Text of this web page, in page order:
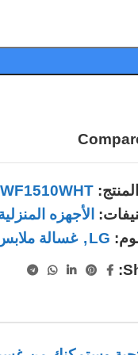
WF1510WHT
الأجهزه
LG
, غسالة